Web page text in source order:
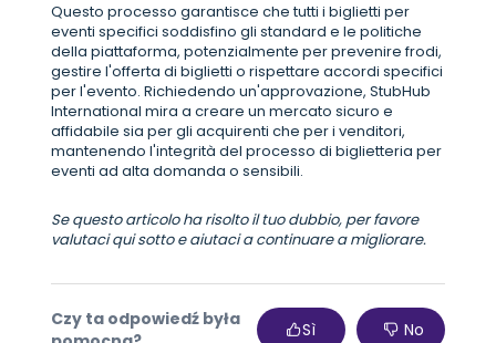
Questo processo garantisce che tutti i biglietti per
eventi specifici soddisfino gli standard e le politiche
della piattaforma, potenzialmente per prevenire frodi,
gestire l'offerta di biglietti o rispettare accordi specifici
per l'evento. Richiedendo un'approvazione, StubHub
International mira a creare un mercato sicuro e
affidabile sia per gli acquirenti che per i venditori,
mantenendo l'integrità del processo di biglietteria per
eventi ad alta domanda o sensibili.
Se questo articolo ha risolto il tuo dubbio, per favore
valutaci qui sotto e aiutaci a continuare a migliorare.
Czy ta odpowiedź była
Sì No